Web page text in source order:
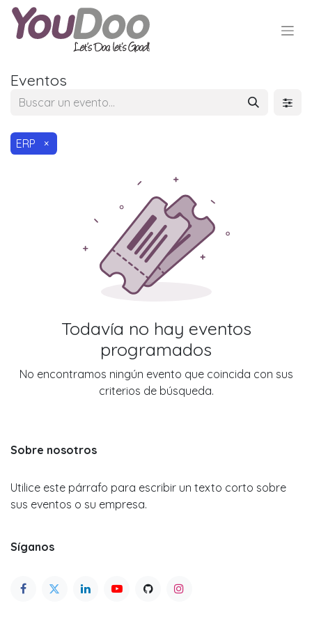
Eventos
ERP ×
Todavía no hay eventos
programados
No encontramos ningún evento que coincida con sus
criterios de búsqueda.
Sobre nosotros
Utilice este párrafo para escribir un texto corto sobre
sus eventos o su empresa.
Síganos